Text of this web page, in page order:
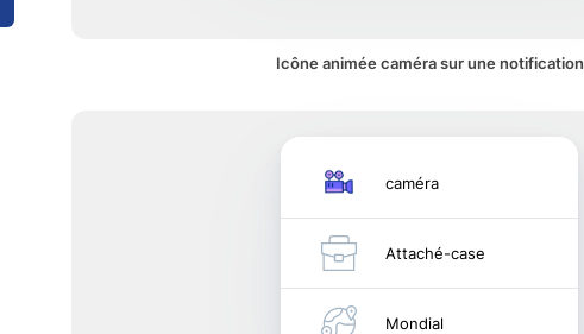
Icône animée caméra sur une notification
caméra
Attaché-case
Mondial